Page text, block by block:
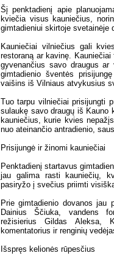
Šį penktadienį apie
kviečia visus kauniečius,
gimtadieniui skirtoje svetainėje
Kauniečiai vilniečius gali
restoraną ar kavinę.
gyvenančius savo draugus
gimtadienio šventės
vaišins iš Vilniaus atvykusius
Tuo tarpu vilniečiai prisijungti
sulaukę savo draugų iš Kauno
kauniečius, kurie kvies
nuo ateinančio antradienio,
Prisijungė ir žinomi kauniečiai
Penktadienį startavus
jau galima rasti kauniečių,
pasiryžo į svečius priimti
Prie gimtadienio dovanos jau
Dainius Ščiuka, vandens
režisierius Gildas Aleksa,
komentatorius ir renginių
Išspręs kelionės rūpesčius